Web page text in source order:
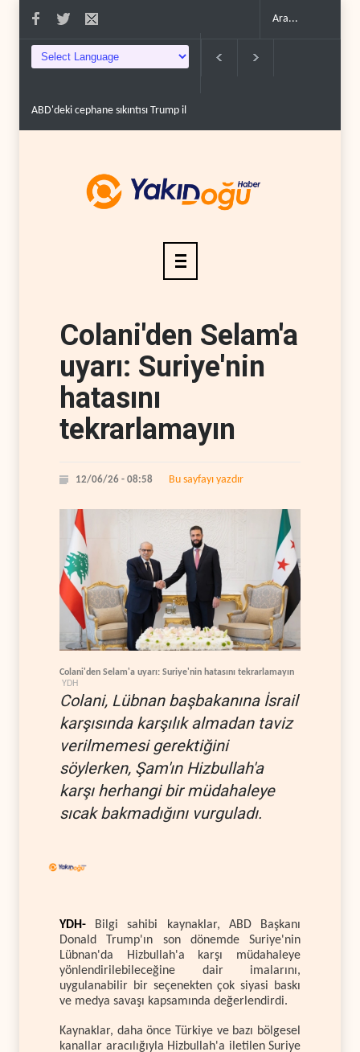
cephane sıkıntısı Trump ile Hegseth'i karşı k..
Colani'den Selam'a
uyarı: Suriye'nin
hatasını
tekrarlamayın
12/06/26 - 08:58 Bu sayfayı yazdır
Colani'den Selam'a uyarı: Suriye'nin hatasını tekrarlamayın
YDH
Colani, Lübnan başbakanına İsrail
karşısında karşılık almadan taviz
verilmemesi gerektiğini
söylerken, Şam'ın Hizbullah'a
karşı herhangi bir müdahaleye
sıcak bakmadığını vurguladı.
YDH- Bilgi sahibi kaynaklar, ABD Başkanı
Donald Trump'ın son dönemde Suriye'nin
Lübnan'da Hizbullah'a karşı müdahaleye
yönlendirilebileceğine dair imalarını,
uygulanabilir bir seçenekten çok siyasi baskı
ve medya savaşı kapsamında değerlendirdi.
Kaynaklar, daha önce Türkiye ve bazı bölgesel
kanallar aracılığıyla Hizbullah'a iletilen Suriye